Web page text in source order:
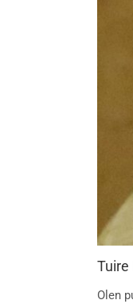
Tuire
Olen